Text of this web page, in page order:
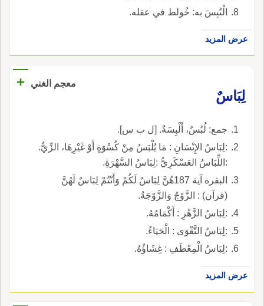
الْتُبِسَ به: خُولط في عقله.
عرض المزيد
معجم الغني
+
لِبَاسٌ
جمع: لُبُسٌ، أَلْبِسَةٌ. [ل ب س].
:لِبَاسُ الإِنْسَانِ : مَا يُلْبَسُ مِنْ كُسْوَةٍ أَوْ غَيْرِهَا، الزِّيُّ.
:اللِّبَاسُ العَسْكَرِيُّ :لِبَاسُ السَّهْرَةِ.
البقرة آية 187هُنَّ لِبَاسٌ لَكُمْ وَأَنْتُمْ لِبَاسٌ لَهُنَّ
(قرآن) : الزَّوْجُ وَالزَّوْجَةُ.
:لِبَاسُ الزَّهْرِ : أَكْمَامُهُ.
:لِبَاسُ التَّقْوَى : الْحَيَاءُ.
:لِبَاسُ الْمِعْطَفِ : غِشَاؤُهُ.
عرض المزيد